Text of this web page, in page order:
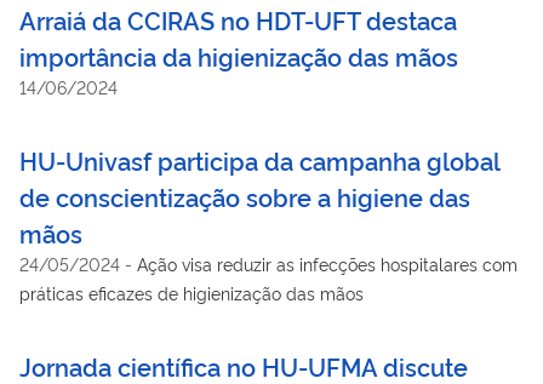
Arraiá da CCIRAS no HDT-UFT destaca
importância da higienização das mãos
14/06/2024
HU-Univasf participa da campanha global
de conscientização sobre a higiene das
mãos
24/05/2024 - Ação visa reduzir as infecções hospitalares com
práticas eficazes de higienização das mãos
Jornada científica no HU-UFMA discute